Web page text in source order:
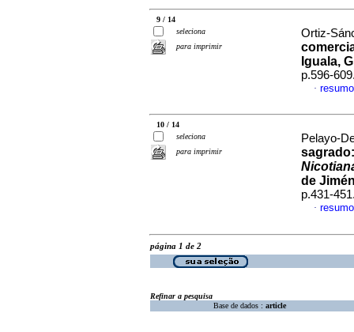
9 / 14
seleciona
para imprimir
Ortiz-
Iguala,
p.596-
·
10 / 14
seleciona
para imprimir
Pelayo-
de
p.431-
·
página 1 de 2
Refinar a pesquisa
Base de dados : article